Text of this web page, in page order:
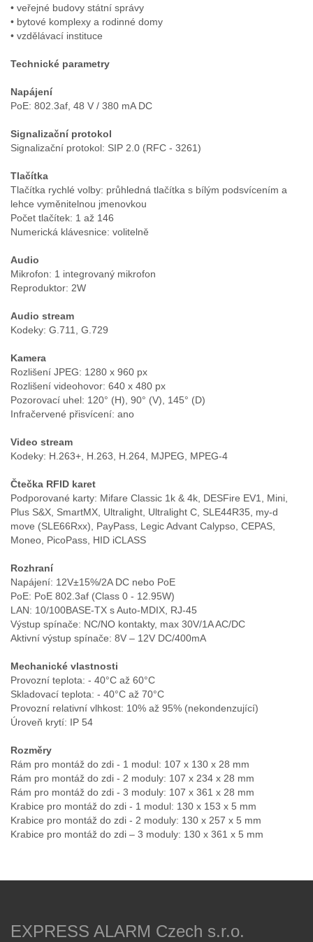
• veřejné budovy státní správy
• bytové komplexy a rodinné domy
• vzdělávací instituce
Technické parametry
Napájení
PoE: 802.3af, 48 V / 380 mA DC
Signalizační protokol
Signalizační protokol: SIP 2.0 (RFC - 3261)
Tlačítka
Tlačítka rychlé volby: průhledná tlačítka s bílým podsvícením a
lehce vyměnitelnou jmenovkou
Počet tlačítek: 1 až 146
Numerická klávesnice: volitelně
Audio
Mikrofon: 1 integrovaný mikrofon
Reproduktor: 2W
Audio stream
Kodeky: G.711, G.729
Kamera
Rozlišení JPEG: 1280 x 960 px
Rozlišení videohovor: 640 x 480 px
Pozorovací uhel: 120° (H), 90° (V), 145° (D)
Infračervené přisvícení: ano
Video stream
Kodeky: H.263+, H.263, H.264, MJPEG, MPEG-4
Čtečka RFID karet
Podporované karty: Mifare Classic 1k & 4k, DESFire EV1, Mini,
Plus S&X, SmartMX, Ultralight, Ultralight C, SLE44R35, my-d
move (SLE66Rxx), PayPass, Legic Advant Calypso, CEPAS,
Moneo, PicoPass, HID iCLASS
Rozhraní
Napájení: 12V±15%/2A DC nebo PoE
PoE: PoE 802.3af (Class 0 - 12.95W)
LAN: 10/100BASE-TX s Auto-MDIX, RJ-45
Výstup spínače: NC/NO kontakty, max 30V/1A AC/DC
Aktivní výstup spínače: 8V – 12V DC/400mA
Mechanické vlastnosti
Provozní teplota: - 40°C až 60°C
Skladovací teplota: - 40°C až 70°C
Provozní relativní vlhkost: 10% až 95% (nekondenzující)
Úroveň krytí: IP 54
Rozměry
Rám pro montáž do zdi - 1 modul: 107 x 130 x 28 mm
Rám pro montáž do zdi - 2 moduly: 107 x 234 x 28 mm
Rám pro montáž do zdi - 3 moduly: 107 x 361 x 28 mm
Krabice pro montáž do zdi - 1 modul: 130 x 153 x 5 mm
Krabice pro montáž do zdi - 2 moduly: 130 x 257 x 5 mm
Krabice pro montáž do zdi – 3 moduly: 130 x 361 x 5 mm
EXPRESS ALARM Czech s.r.o.